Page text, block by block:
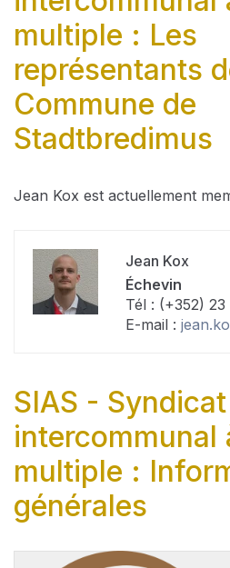
multiple : Les
représentants
Commune de
Stadtbredimus
Jean Kox est actuellement
Jean Kox
Échevin
Tél : (+352)
E-mail :
SIAS - Syndicat
intercommunal
multiple :
générales